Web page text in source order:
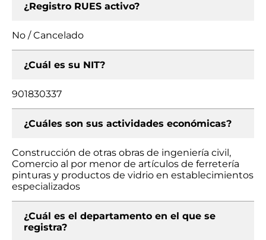
¿Registro RUES activo?
No / Cancelado
¿Cuál es su NIT?
901830337
¿Cuáles son sus actividades económicas?
Construcción de otras obras de ingeniería civil,
Comercio al por menor de artículos de ferretería
pinturas y productos de vidrio en establecimientos
especializados
¿Cuál es el departamento en el que se
registra?